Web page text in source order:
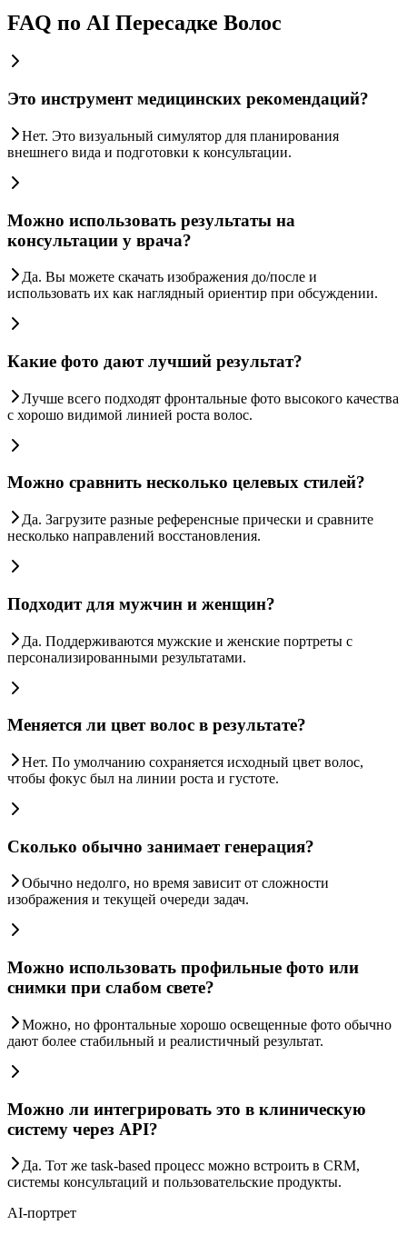
FAQ по AI Пересадке Волос
Это инструмент медицинских рекомендаций?
Нет. Это визуальный симулятор для планирования
внешнего вида и подготовки к консультации.
Можно использовать результаты на
консультации у врача?
Да. Вы можете скачать изображения до/после и
использовать их как наглядный ориентир при обсуждении.
Какие фото дают лучший результат?
Лучше всего подходят фронтальные фото высокого качества
с хорошо видимой линией роста волос.
Можно сравнить несколько целевых стилей?
Да. Загрузите разные референсные прически и сравните
несколько направлений восстановления.
Подходит для мужчин и женщин?
Да. Поддерживаются мужские и женские портреты с
персонализированными результатами.
Меняется ли цвет волос в результате?
Нет. По умолчанию сохраняется исходный цвет волос,
чтобы фокус был на линии роста и густоте.
Сколько обычно занимает генерация?
Обычно недолго, но время зависит от сложности
изображения и текущей очереди задач.
Можно использовать профильные фото или
снимки при слабом свете?
Можно, но фронтальные хорошо освещенные фото обычно
дают более стабильный и реалистичный результат.
Можно ли интегрировать это в клиническую
систему через API?
Да. Тот же task-based процесс можно встроить в CRM,
системы консультаций и пользовательские продукты.
AI-портрет